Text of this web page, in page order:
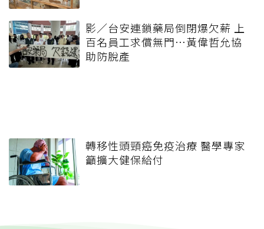
影／台安連鎖藥局倒閉爆欠薪 上
百名員工求償無門…黃偉哲允協
助防脫產
轉移性頭頸癌免疫治療 醫學專家
籲擴大健保給付